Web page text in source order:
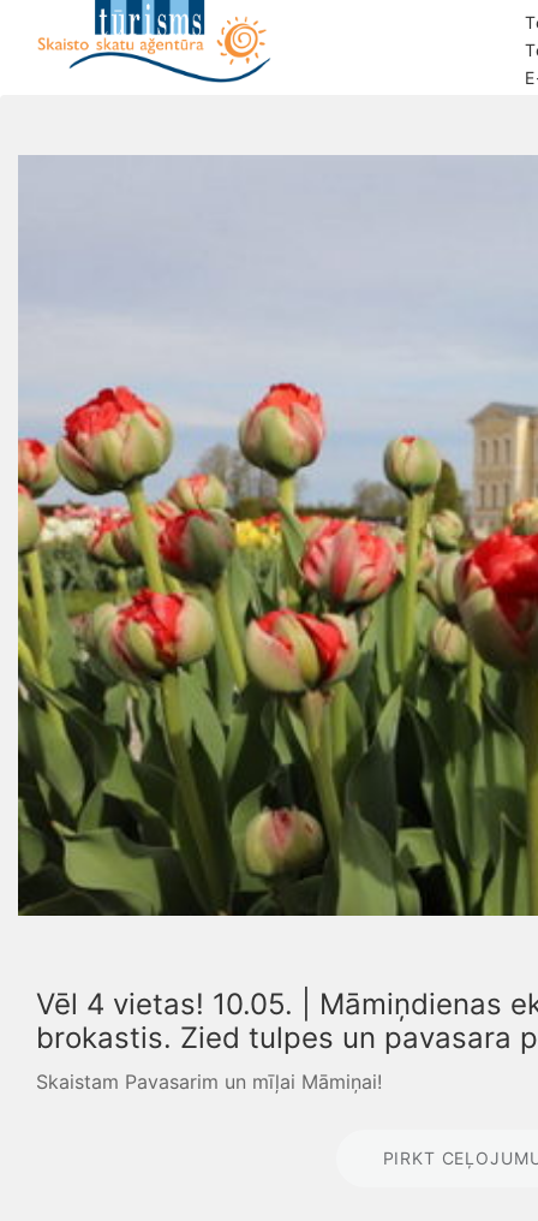
Vēl 4 vietas! 10.05. | Māmiņdienas
brokastis. Zied tulpes un pavasara
Skaistam Pavasarim un mīļai Māmiņai!
PIRKT